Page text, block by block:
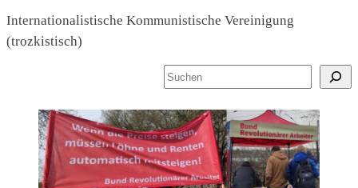
Internationalistische Kommunistische Vereinigung
(trozkistisch)
S
c
h
e
n